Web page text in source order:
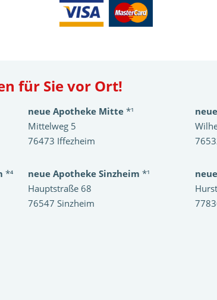
für Sie vor Ort!
neue Apotheke Mitte*¹
Mittelweg 5
76473 Iffezheim
*⁴
neue Apotheke Sinzheim *¹
Hauptstraße 68
76547 Sinzheim